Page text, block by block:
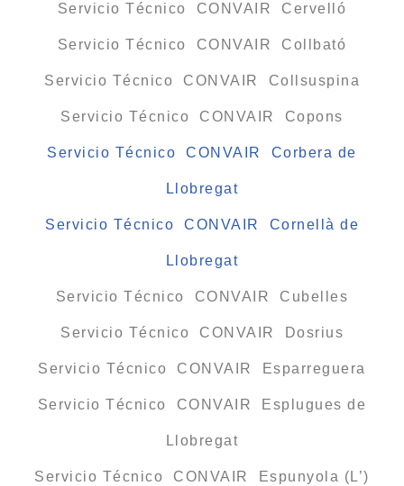
Servicio Técnico CONVAIR Cervelló
Servicio Técnico CONVAIR Collbató
Servicio Técnico CONVAIR Collsuspina
Servicio Técnico CONVAIR Copons
Servicio Técnico CONVAIR Corbera de
Llobregat
Servicio Técnico CONVAIR Cornellà de
Llobregat
Servicio Técnico CONVAIR Cubelles
Servicio Técnico CONVAIR Dosrius
Servicio Técnico CONVAIR Esparreguera
Servicio Técnico CONVAIR Esplugues de
Llobregat
Servicio Técnico CONVAIR Espunyola (L’)